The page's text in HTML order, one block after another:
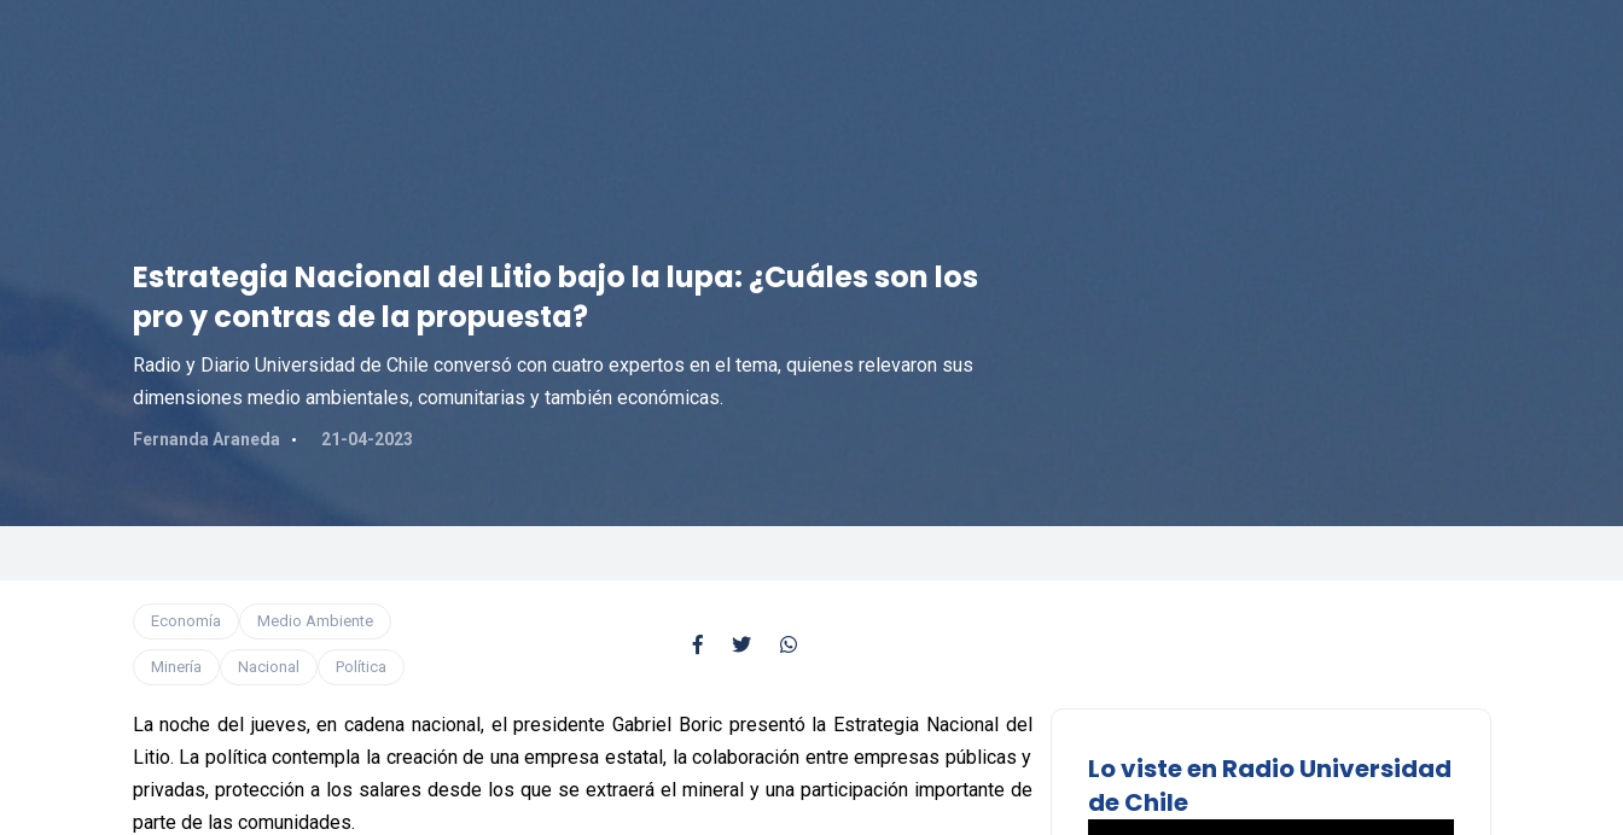
Estrategia Nacional del Litio bajo la lupa: ¿Cuáles son los
pro y contras de la propuesta?
Radio y Diario Universidad de Chile conversó con cuatro expertos en el tema, quienes relevaron sus
dimensiones medio ambientales, comunitarias y también económicas.
Fernanda Araneda 21-04-2023
Economía Medio Ambiente
Minería Nacional Política
La noche del jueves, en cadena nacional, el presidente Gabriel Boric presentó la Estrategia Nacional del
Litio. La política contempla la creación de una empresa estatal, la colaboración entre empresas públicas y
privadas, protección a los salares desde los que se extraerá el mineral y una participación importante de
parte de las comunidades.
Lo viste en Radio Universidad
de Chile